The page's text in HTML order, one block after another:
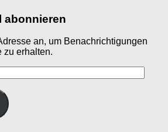
abonnieren
an, um Benachrichtigungen
zu erhalten.